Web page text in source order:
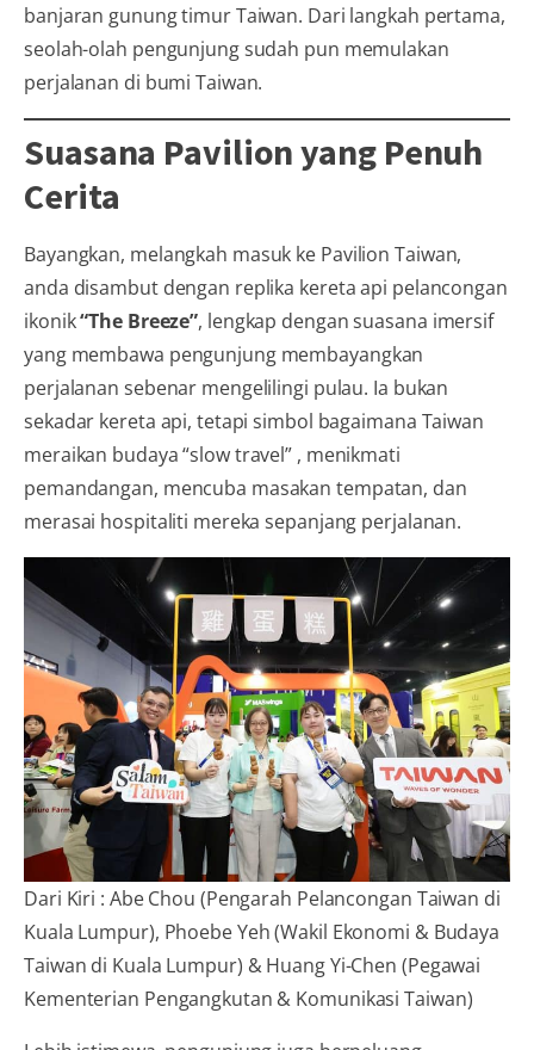
banjaran gunung timur Taiwan. Dari langkah pertama,
seolah-olah pengunjung sudah pun memulakan
perjalanan di bumi Taiwan.
Suasana Pavilion yang Penuh
Cerita
Bayangkan, melangkah masuk ke Pavilion Taiwan,
anda disambut dengan replika kereta api pelancongan
ikonik“The Breeze”, lengkap dengan suasana imersif
yang membawa pengunjung membayangkan
perjalanan sebenar mengelilingi pulau. Ia bukan
sekadar kereta api, tetapi simbol bagaimana Taiwan
meraikan budaya “slow travel” , menikmati
pemandangan, mencuba masakan tempatan, dan
merasai hospitaliti mereka sepanjang perjalanan.
Dari Kiri : Abe Chou (Pengarah Pelancongan Taiwan di
Kuala Lumpur), Phoebe Yeh (Wakil Ekonomi & Budaya
Taiwan di Kuala Lumpur) & Huang Yi-Chen (Pegawai
Kementerian Pengangkutan & Komunikasi Taiwan)